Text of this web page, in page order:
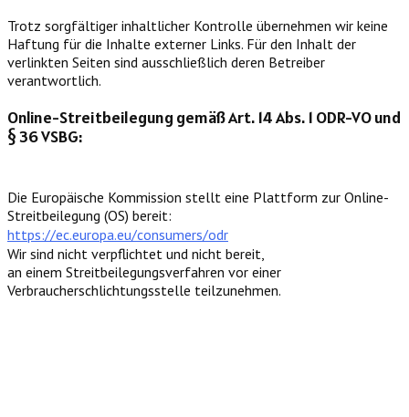
Trotz sorgfältiger inhaltlicher Kontrolle übernehmen wir keine
Haftung für die Inhalte externer Links. Für den Inhalt der
verlinkten Seiten sind ausschließlich deren Betreiber
verantwortlich.
Online-Streitbeilegung gemäß Art. 14 Abs. 1 ODR-VO und
§ 36 VSBG:
Die Europäische Kommission stellt eine Plattform zur Online-
Streitbeilegung (OS) bereit:
https://ec.europa.eu/consumers/odr
Wir sind nicht verpflichtet und nicht bereit,
an einem Streitbeilegungsverfahren vor einer
Verbraucherschlichtungsstelle teilzunehmen.